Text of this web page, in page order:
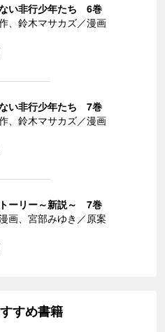
い非行少年たち 6巻
、鈴木マサカズ／漫画
い非行少年たち 7巻
、鈴木マサカズ／漫画
ーリー～新説～ 7巻
画、宮部みゆき／原案
すめ書籍